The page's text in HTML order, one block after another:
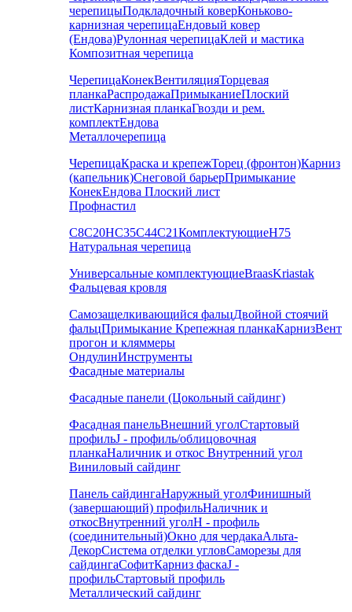
черепицыПодкладочный коверКоньково-
карнизная черепицаЕндовый ковер
(Ендова)Рулонная черепицаКлей и мастика
Композитная черепица
ЧерепицаКонекВентиляцияТорцевая
планкаРаспродажаПримыканиеПлоский
листКарнизная планкаГвозди и рем.
комплектЕндова
Металлочерепица
ЧерепицаКраска и крепежТорец (фронтон)Карниз
(капельник)Снеговой барьерПримыкание
КонекЕндова Плоский лист
Профнастил
С8С20НС35С44С21КомплектующиеН75
Натуральная черепица
Универсальные комплектующиеBraasKriastak
Фальцевая кровля
Самозащелкивающийся фальцДвойной стоячий
фальцПримыкание Крепежная планкаКарнизВент
прогон и кляммеры
ОндулинИнструменты
Фасадные материалы
Фасадные панели (Цокольный сайдинг)
Фасадная панельВнешний уголСтартовый
профильJ - профиль/облицовочная
планкаНаличник и откос Внутренний угол
Виниловый сайдинг
Панель сайдингаНаружный уголФинишный
(завершающий) профильНаличник и
откосВнутренний уголH - профиль
(соединительный)Окно для чердакаАльта-
ДекорСистема отделки угловСаморезы для
сайдингаСофитКарниз фаскаJ -
профильСтартовый профиль
Металлический сайдинг